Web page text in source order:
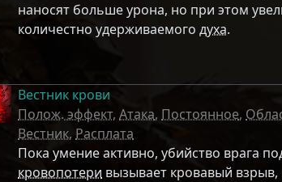
наносят больше урона, но при этом
количестно удерживаемого духа.
Вестник крови
Полож. эффект, Атака, Постоянное,
Вестник, Расплата
Пока умение активно, убийство врага
кровопотери вызывает кровавый